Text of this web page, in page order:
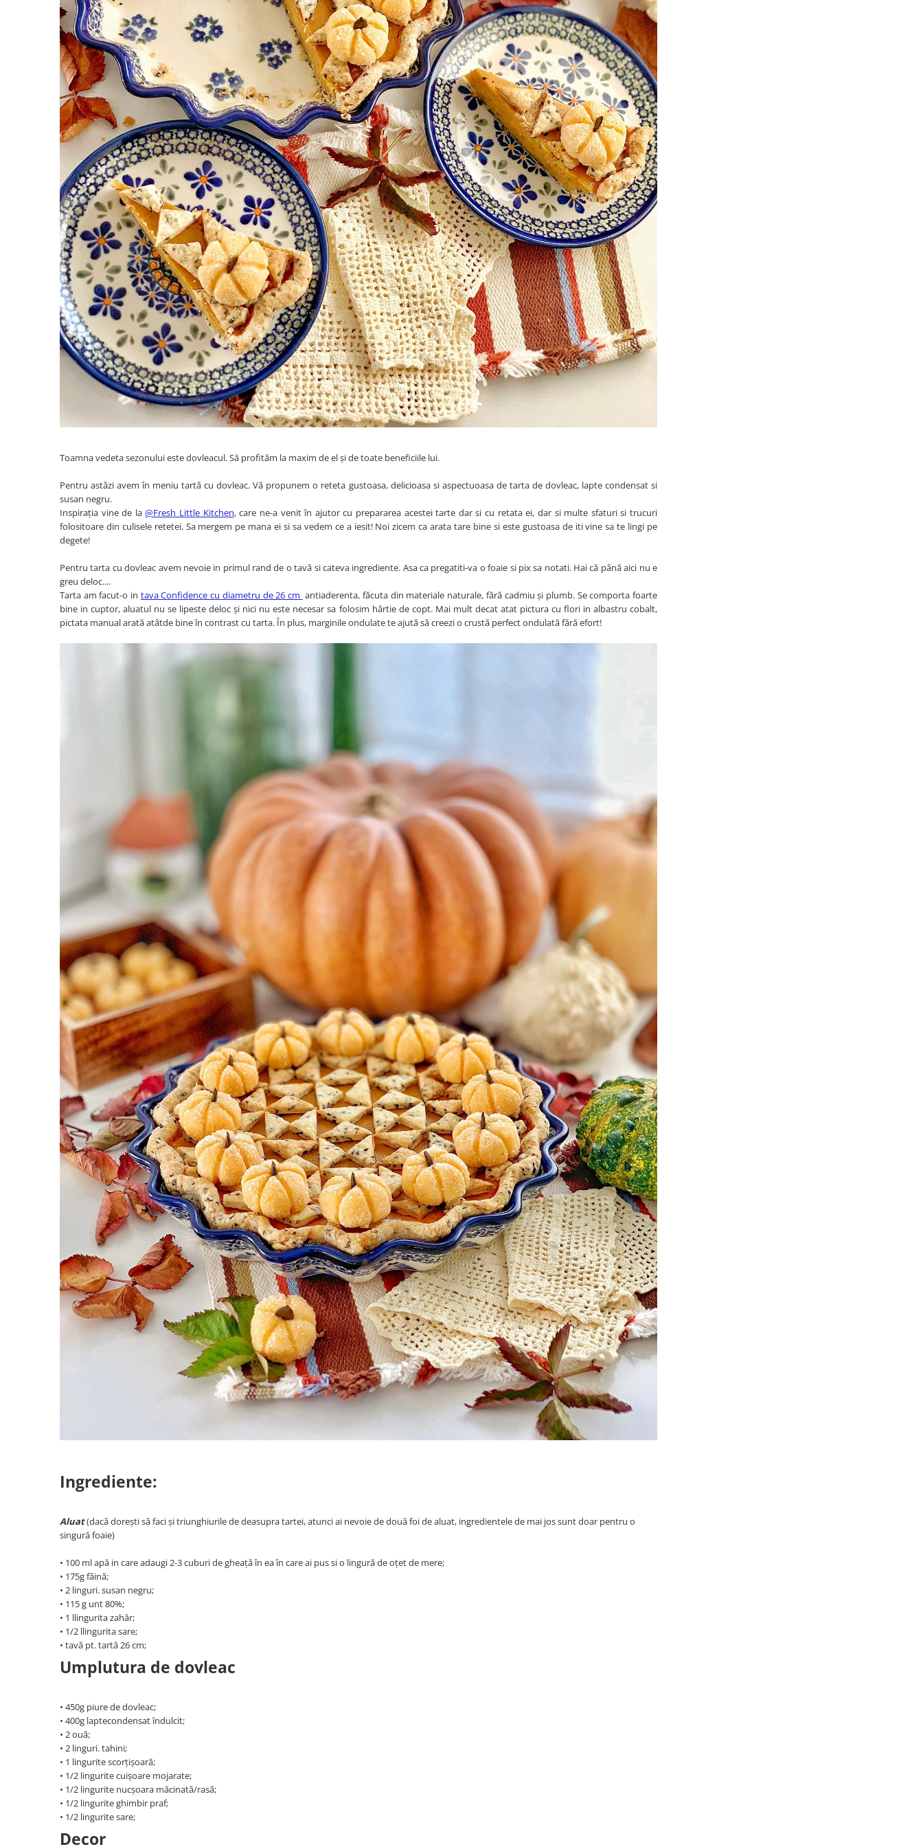
Colectia Wild Hearts
Colectia Blue Spring
Toamna vedeta sezonului este dovleacul. Să profităm la maxim de el și de toate beneficiile lui.
Pentru astăzi avem în meniu tartă cu dovleac. Vă propunem o reteta gustoasa, delicioasa si aspectuoasa de tarta de dovleac, lapte condensat si
susan negru.
Inspirația vine de la@Fresh Little Kitchen, care ne-a venit în ajutor cu prepararea acestei tarte dar si cu retata ei, dar si multe sfaturi si trucuri
folositoare din culisele retetei. Sa mergem pe mana ei si sa vedem ce a iesit! Noi zicem ca arata tare bine si este gustoasa de iti vine sa te lingi pe
degete!
Pentru tarta cu dovleac avem nevoie in primul rand de o tavă si cateva ingrediente. Asa ca pregatiti-va o foaie si pix sa notati. Hai că până aici nu e
greu deloc....
Tarta am facut-o in tava Confidence cu diametru de 26 cm antiaderenta, făcuta din materiale naturale, fără cadmiu și plumb. Se comporta foarte
bine in cuptor, aluatul nu se lipeste deloc și nici nu este necesar sa folosim hârtie de copt. Mai mult decat atat pictura cu flori in albastru cobalt,
pictata manual arată atâtde bine în contrast cu tarta. În plus, marginile ondulate te ajută să creezi o crustă perfect ondulată fără efort!
Ingrediente:
Aluat(dacă dorești să faci și triunghiurile de deasupra tartei, atunci ai nevoie de două foi de aluat, ingredientele de mai jos sunt doar pentru o
singură foaie)
• 100 ml apă in care adaugi 2-3 cuburi de gheață în ea în care ai pus si o lingură de oțet de mere;
• 175g făină;
• 2 linguri. susan negru;
• 115 g unt 80%;
• 1 llingurita zahăr;
• 1/2 llingurita sare;
• tavă pt. tartă 26 cm;
Umplutura de dovleac
• 450g piure de dovleac;
• 400g laptecondensat îndulcit;
• 2 ouă;
• 2 linguri. tahini;
• 1 lingurite scorțișoară;
• 1/2 lingurite cuișoare mojarate;
• 1/2 lingurite nucșoara măcinată/rasă;
• 1/2 lingurite ghimbir praf;
• 1/2 lingurite sare;
Decor